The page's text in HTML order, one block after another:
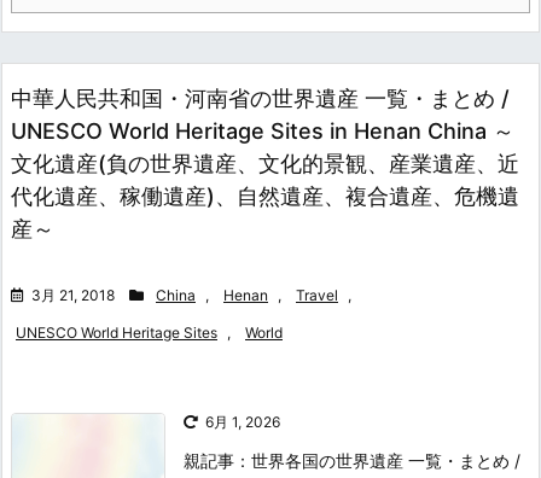
中華人民共和国・河南省の世界遺産 一覧・まとめ /
UNESCO World Heritage Sites in Henan China ～
文化遺産(負の世界遺産、文化的景観、産業遺産、近
代化遺産、稼働遺産)、自然遺産、複合遺産、危機遺
産～
3月 21, 2018 China , Henan , Travel ,
UNESCO World Heritage Sites , World
6月 1, 2026
親記事：世界各国の世界遺産 一覧・まとめ /